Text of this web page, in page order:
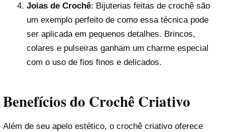
Joias de Crochê: Bijuterias feitas de crochê são
um exemplo perfeito de como essa técnica pode
ser aplicada em pequenos detalhes. Brincos,
colares e pulseiras ganham um charme especial
com o uso de fios finos e delicados.
Benefícios do Crochê Criativo
Além de seu apelo estético, o crochê criativo oferece